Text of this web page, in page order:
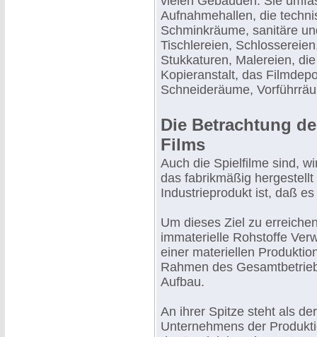
Aufnahmehallen, die
Schminkräume, sanitäre
Tischlereien,
Stukkaturen, Malereien,
Kopieranstalt, das
Schneideräume,
Die Betrachtung
Films
Auch die Spielfilme sind,
das fabrikmäßig
Industrieprodukt ist, daß
Um dieses Ziel zu
immaterielle Rohstoffe
einer materiellen
Rahmen des
Aufbau.
An ihrer Spitze steht als
Unternehmens der